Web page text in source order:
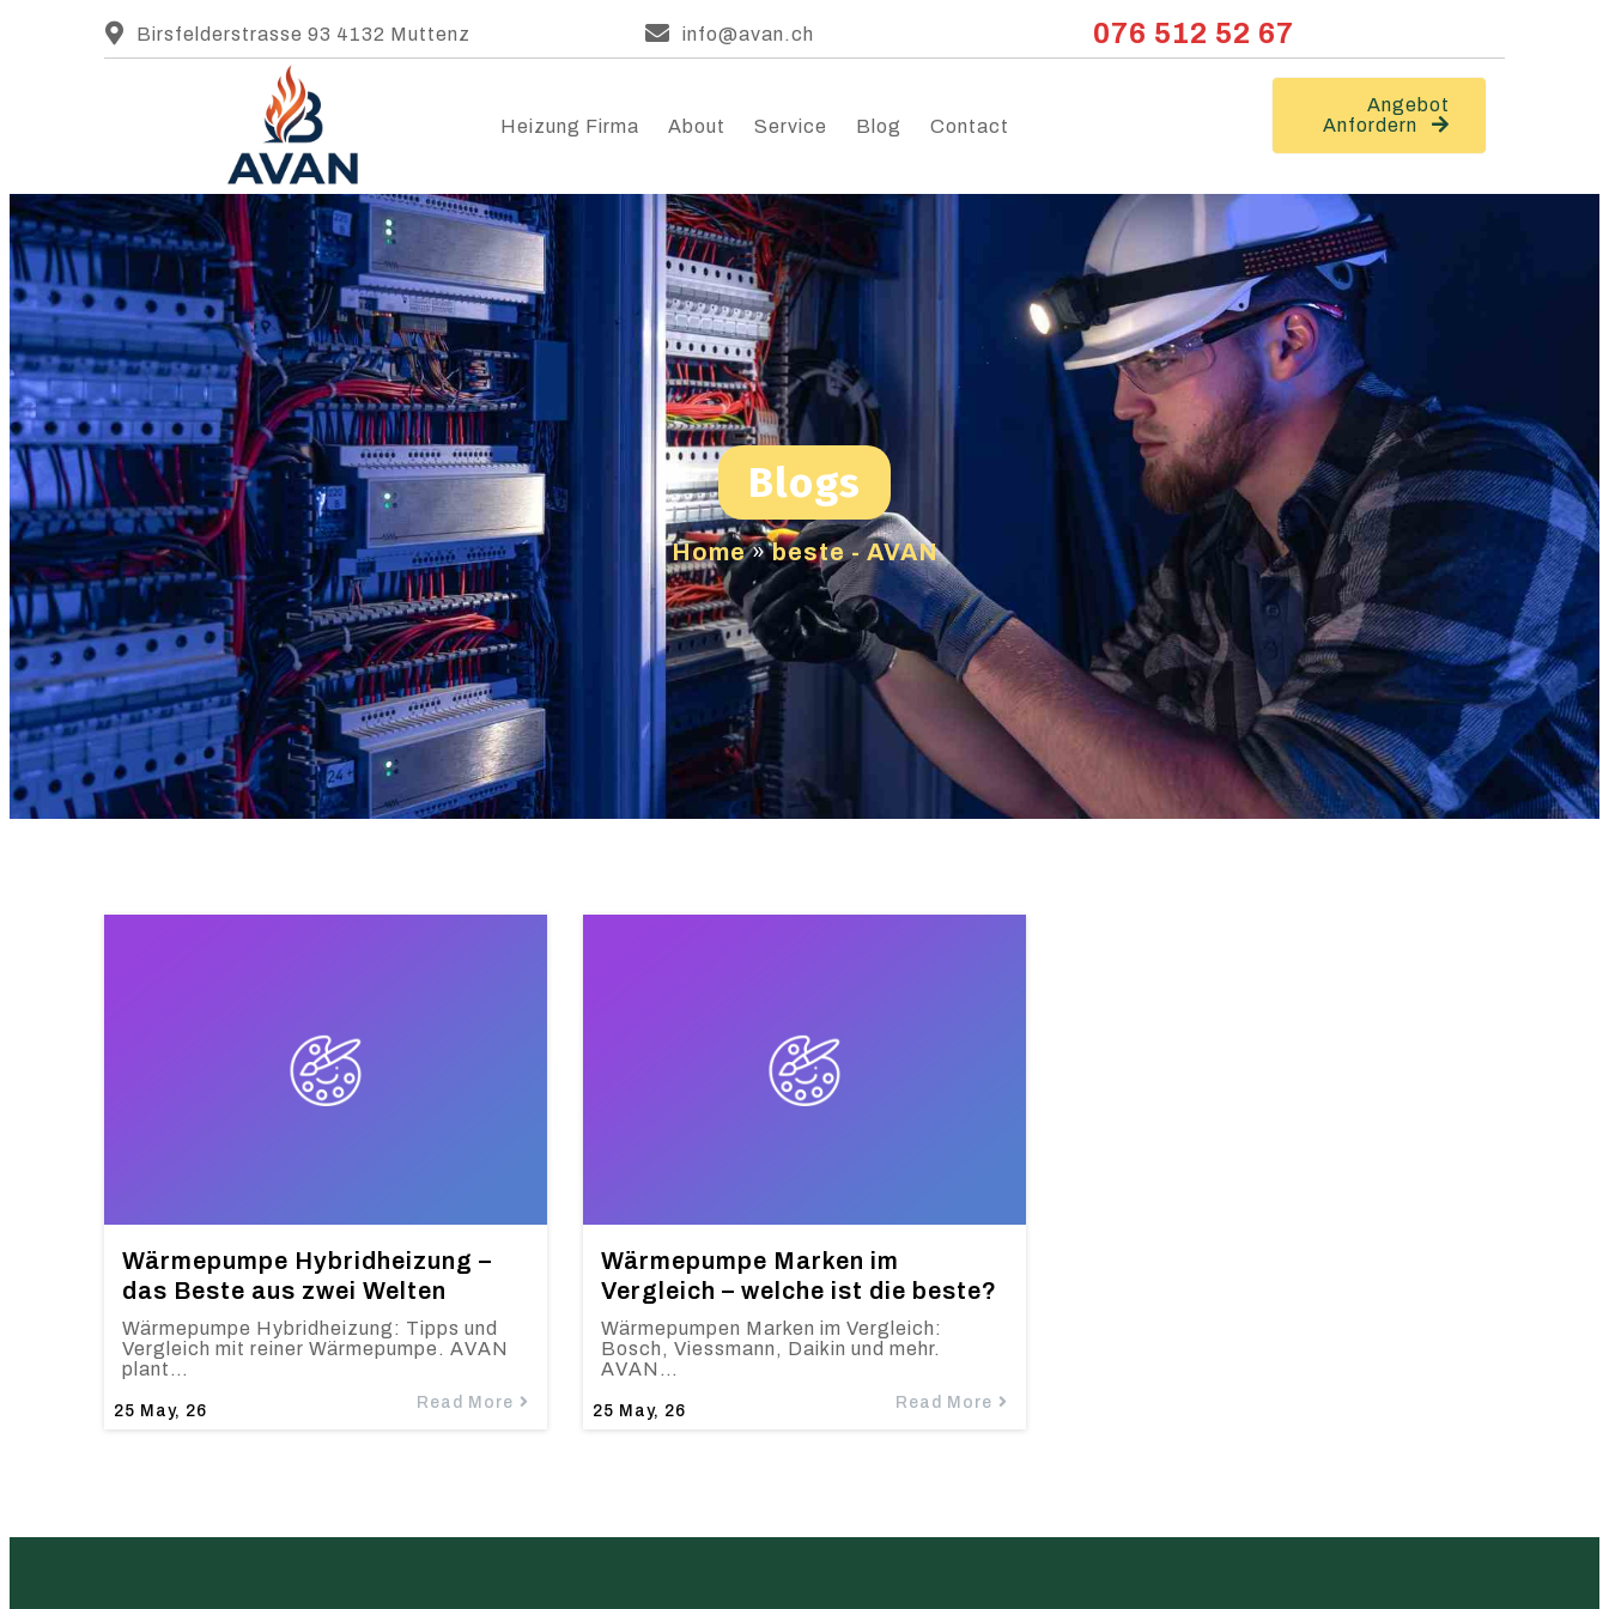
Birsfelderstrasse 93 4132 Muttenz info@avan.ch 076 512 52 67
Heizung Firma About Service Blog Contact
Angebot
Anfordern
Blogs
Home»beste - AVAN
Wärmepumpe Hybridheizung –
das Beste aus zwei Welten
25 May, 26
Wärmepumpe Hybridheizung: Tipps und
Vergleich mit reiner Wärmepumpe. AVAN
plant…
Read More
Wärmepumpe Marken im
Vergleich – welche ist die beste?
25 May, 26
Wärmepumpen Marken im Vergleich:
Bosch, Viessmann, Daikin und mehr.
AVAN…
Read More